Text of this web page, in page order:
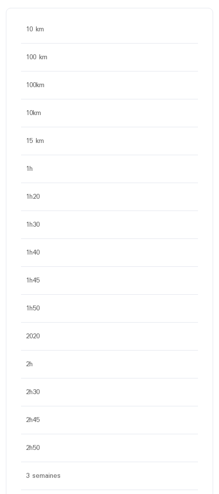
10 km
100 km
100km
10km
15 km
1h
1h20
1h30
1h40
1h45
1h50
2020
2h
2h30
2h45
2h50
3 semaines